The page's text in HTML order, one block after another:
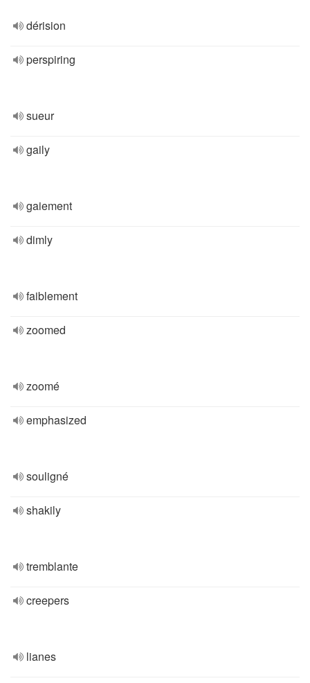
dérision
perspiring
sueur
gaily
gaiement
dimly
faiblement
zoomed
zoomé
emphasized
souligné
shakily
tremblante
creepers
lianes